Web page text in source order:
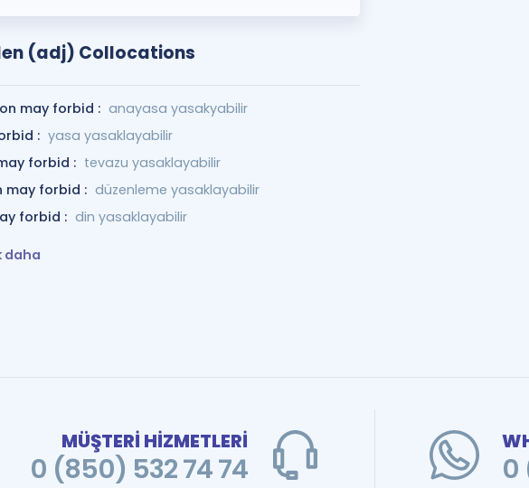
(adj) Collocations
may forbid : anayasa yasakyabilir
: yasa yasaklayabilir
forbid : tevazu yasaklayabilir
may forbid : düzenleme yasaklayabilir
forbid : din yasaklayabilir
daha
MÜŞTERİ HİZMETLERİ
0 (850) 532 74 74 0